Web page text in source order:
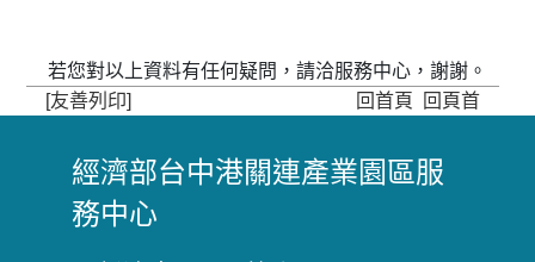
若您對以上資料有任何疑問，請洽服務中心，謝謝。
[友善列印]
回首頁 回頁首
:
:
經濟部台中港關連產業園區服
務中心